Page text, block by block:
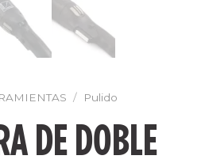
/ Pulido
DE DOBLE